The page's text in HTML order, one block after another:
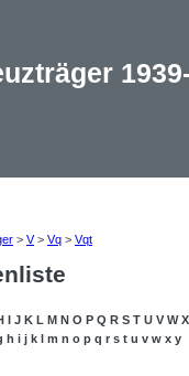
> V> Vq > Vqt
I J K L M N O P Q R S T U V W X
h i j k l m n o p q r s t u v w x y